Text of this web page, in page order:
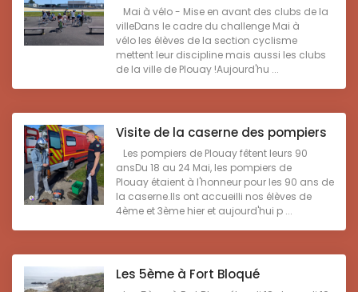
Mai à vélo - Mise en avant des clubs de la
villeDans le cadre du challenge Mai à
vélo les élèves de la section cyclisme
mettent leur discipline mais aussi les clubs
de la ville de Plouay !Aujourd'hu ...
Visite de la caserne des pompiers
Les pompiers de Plouay fêtent leurs 90
ansDu 18 au 24 Mai, les pompiers de
Plouay étaient à l'honneur pour les 90 ans de
la caserne.Ils ont accueilli nos élèves de
4ème et 3ème hier et aujourd'hui p ...
Les 5ème à Fort Bloqué